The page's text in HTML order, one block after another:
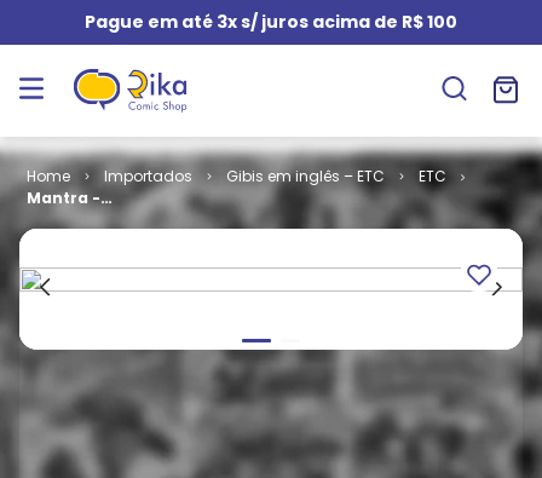
Pague em até 3x s/ juros acima de R$ 100
Importados Gibis em inglês – ETC
ETC
Mantra -
Volume 2 # 6